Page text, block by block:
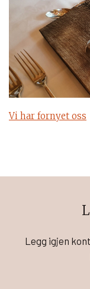
Vi har fornyet oss
Legg igjen